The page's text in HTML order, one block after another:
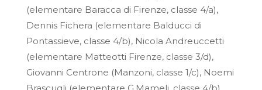
(elementare Baracca di Firenze, classe 4/a),
Dennis Fichera (elementare Balducci di
Pontassieve, classe 4/b), Nicola Andreuccetti
(elementare Matteotti Firenze, classe 3/d),
Giovanni Centrone (Manzoni, classe 1/c), Noemi
Brascugli (elementare G.Mameli, classe 4/b),